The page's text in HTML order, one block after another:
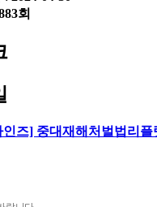
회
인즈] 중대재해처벌법리플